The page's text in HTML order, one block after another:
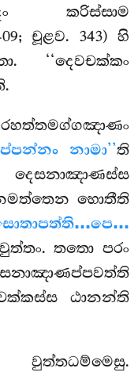
කරිස්සාම
චූළව. 343) හි
‘‘දෙවචක්කං
නාමා’’ති
හොතීති
තතො පරං
ඨානන්ති
වුත්තධම්මෙසු.